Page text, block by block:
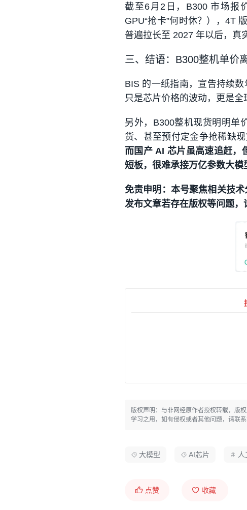
截至6月2日，B300 市场报
GPU“抢卡”何时休？），4T
普遍拉长至 2027 年以后，真
三、结语：B300整机单价
BIS 的一纸指南，宣告持续数
只是芯片价格的波动，更是全
另外，B300整机现货明明单
货、甚至预付定金争抢稀缺
而国产 AI 芯片虽高速追赶，
短板，很难承接万亿参数大
免责申明： 本号聚焦相关技术
发布文章若存在版权等问题，
版权声明：与非网经原作者授权转载，版
学习之用，如有侵权或者其他问题，请联系
大模型 AI芯片
点赞 收藏